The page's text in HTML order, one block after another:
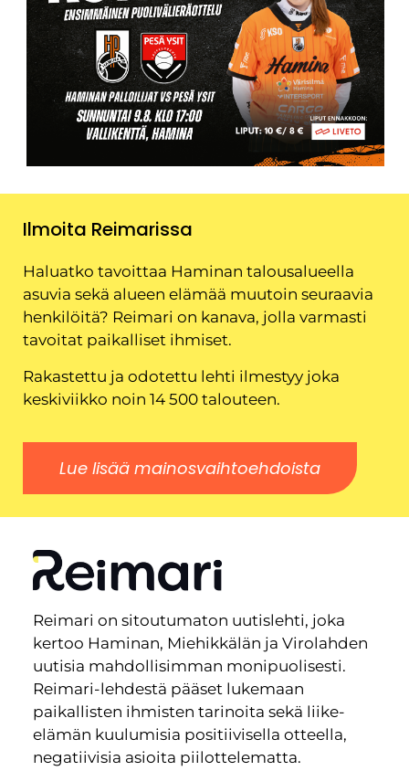
Ilmoita Reimarissa
Haluatko tavoittaa Haminan talousalueella
asuvia sekä alueen elämää muutoin seuraavia
henkilöitä? Reimari on kanava, jolla varmasti
tavoitat paikalliset ihmiset.
Rakastettu ja odotettu lehti ilmestyy joka
keskiviikko noin 14 500 talouteen.
Lue lisää mainosvaihtoehdoista
Reimari on sitoutumaton uutislehti, joka
kertoo Haminan, Miehikkälän ja Virolahden
uutisia mahdollisimman monipuolisesti.
Reimari-lehdestä pääset lukemaan
paikallisten ihmisten tarinoita sekä liike-
elämän kuulumisia positiivisella otteella,
negatiivisia asioita piilottelematta.